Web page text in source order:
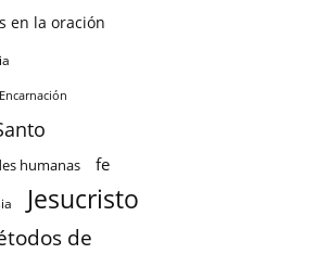
en la oración
Encarnación
humanas fe
Jesucristo
de